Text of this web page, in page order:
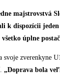
majstrovstvá
dispozícii
úplne
zverenkyne
„Doprava bola